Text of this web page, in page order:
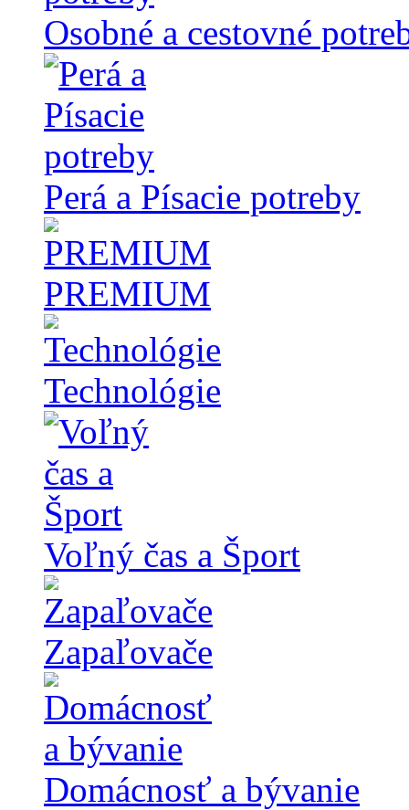
Osobné a cestovné
Perá a Písacie potreby
PREMIUM
Technológie
Voľný čas a Šport
Zapaľovače
Domácnosť a bývanie